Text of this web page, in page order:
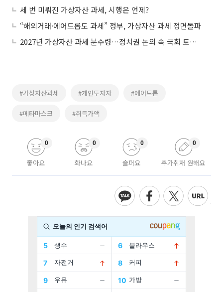
세 번 미뤄진 가상자산 과세, 시행은 언제?
“해외거래·에어드롭도 과세” 정부, 가상자산 과세 정면돌파
2027년 가상자산 과세 분수령…정치권 논의 속 국회 토론회 개최
#가상자산과세 #개인투자자 #에어드롭
#메타마스크 #취득가액
좋아요
0
화나요
0
슬퍼요
0
추가취재 원해요
0